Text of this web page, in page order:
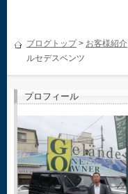
ブログトップ> お客様紹介
ルセデスベンツ
プロフィール